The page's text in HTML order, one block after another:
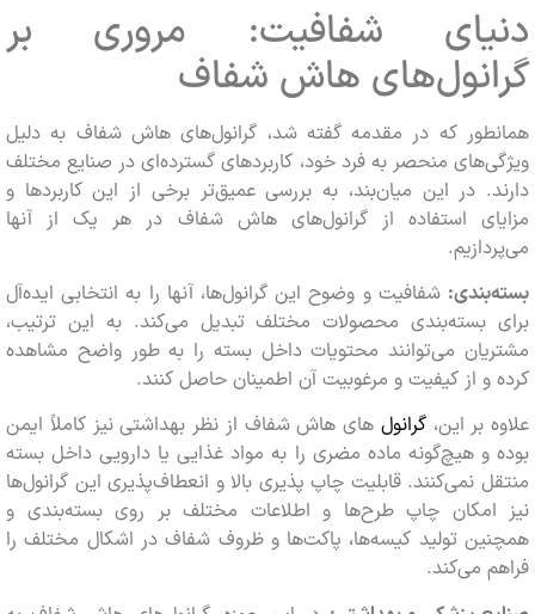
شفافیت: مروری بر
هاش شفاف
که در مقدمه گفته شد، گرانول‌های هاش شفاف به دلیل
منحصر به فرد خود، کاربردهای گسترده‌ای در صنایع مختلف
در این میان‌بند، به بررسی عمیق‌تر برخی از این کاربردها و
استفاده از گرانول‌های هاش شفاف در هر یک از آنها
شفافیت و وضوح این گرانول‌ها، آنها را به انتخابی ایده‌آل
بسته‌بندی محصولات مختلف تبدیل می‌کند. به این ترتیب،
می‌توانند محتویات داخل بسته را به طور واضح مشاهده
و از کیفیت و مرغوبیت آن اطمینان حاصل کنند.
بر این، گرانول‌های هاش شفاف از نظر بهداشتی نیز کاملاً ایمن
و هیچ‌گونه ماده مضری را به مواد غذایی یا دارویی داخل بسته
نمی‌کنند. قابلیت چاپ پذیری بالا و انعطاف‌پذیری این گرانول‌ها
چاپ طرح‌ها و اطلاعات مختلف بر روی بسته‌بندی و
تولید کیسه‌ها، پاکت‌ها و ظروف شفاف در اشکال مختلف را
می‌کند.